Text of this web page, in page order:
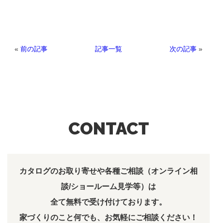
記事一覧
« 前の記事 次の記事 »
CONTACT
カタログのお取り寄せや各種ご相談（オンライン相
談/ショールーム見学等）は
全て無料で受け付けております。
家づくりのこと何でも、お気軽にご相談ください！